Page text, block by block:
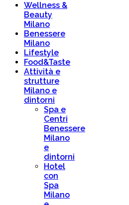
Wellness &
Beauty
Milano
Benessere
Milano
Lifestyle
Food&Taste
Attività e
strutture
Milano e
dintorni
Spa e
Centri
Benessere
Milano
e
dintorni
Hotel
con
Spa
Milano